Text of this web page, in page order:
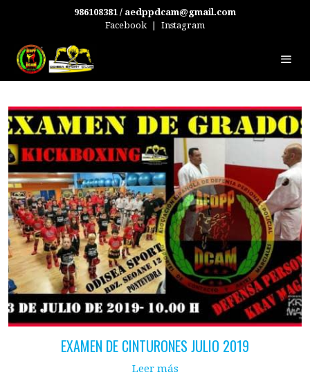
986108381 / aedppdcam@gmail.com
Facebook
Instagram
EXAMEN DE CINTURONES JULIO 2019
Leer más